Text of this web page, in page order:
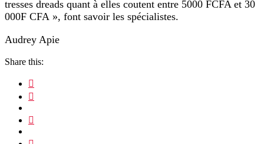
tresses dreads quant à elles coutent entre 5000 FCFA et 30
000F CFA », font savoir les spécialistes.
Audrey Apie
Share this: